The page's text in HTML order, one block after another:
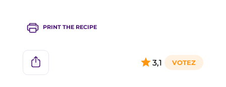
PRINT THE RECIPE
3,1